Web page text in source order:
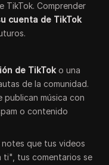
TikTok. Comprender
cuenta de TikTok
de TikToko una
de la comunidad.
publican música con
o contenido
que tus videos
ti", tus comentarios se